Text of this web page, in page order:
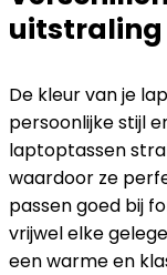
uitstraling
De kleur van je
persoonlijke stijl
laptoptassen
waardoor ze
passen goed bij
vrijwel elke
een warme en